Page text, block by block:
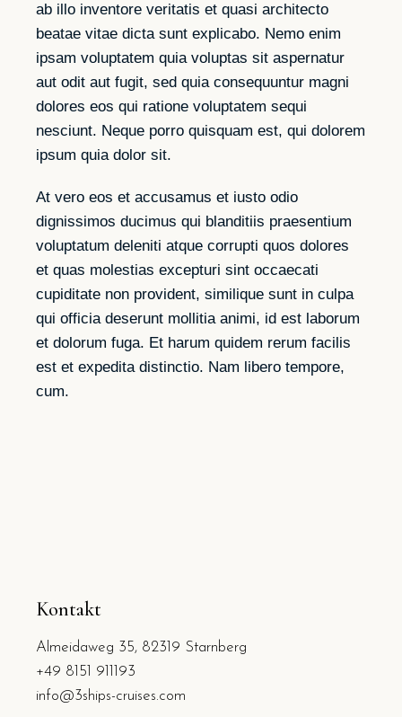
ab illo inventore veritatis et quasi architecto
beatae vitae dicta sunt explicabo. Nemo enim
ipsam voluptatem quia voluptas sit aspernatur
aut odit aut fugit, sed quia consequuntur magni
dolores eos qui ratione voluptatem sequi
nesciunt. Neque porro quisquam est, qui dolorem
ipsum quia dolor sit.
At vero eos et accusamus et iusto odio
dignissimos ducimus qui blanditiis praesentium
voluptatum deleniti atque corrupti quos dolores
et quas molestias excepturi sint occaecati
cupiditate non provident, similique sunt in culpa
qui officia deserunt mollitia animi, id est laborum
et dolorum fuga. Et harum quidem rerum facilis
est et expedita distinctio. Nam libero tempore,
cum.
Kontakt
Almeidaweg 35, 82319 Starnberg
+49 8151 911193
info@3ships-cruises.com